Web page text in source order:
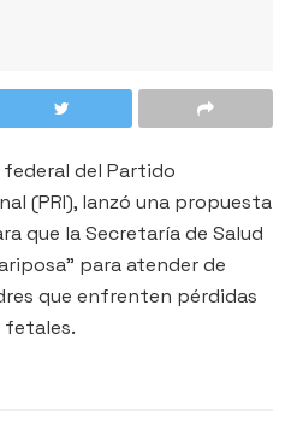
federal del Partido
(PRI), lanzó una propuesta
que la Secretaría de Salud
para atender de
que enfrenten pérdidas
fetales.